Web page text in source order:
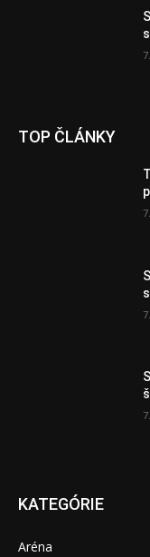
TOP ČLÁNKY
KATEGÓRIE
Aréna